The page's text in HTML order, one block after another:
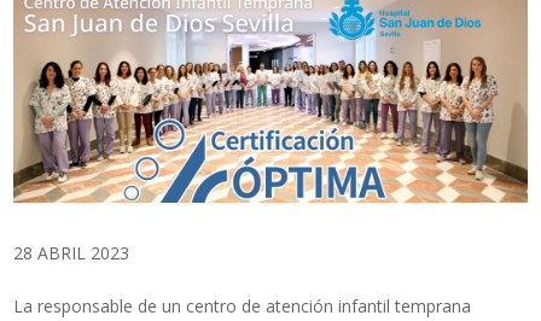
28 ABRIL 2023
La responsable de un centro de atención infantil temprana